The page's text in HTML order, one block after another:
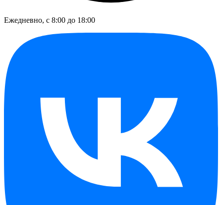
Ежедневно, с 8:00 до 18:00